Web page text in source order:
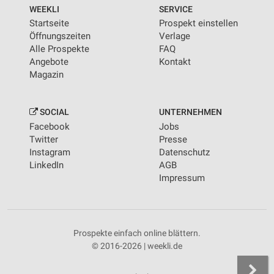
WEEKLI
Startseite
Öffnungszeiten
Alle Prospekte
Angebote
Magazin
SERVICE
Prospekt einstellen
Verlage
FAQ
Kontakt
SOCIAL
Facebook
Twitter
Instagram
LinkedIn
UNTERNEHMEN
Jobs
Presse
Datenschutz
AGB
Impressum
Prospekte einfach online blättern.
© 2016-2026 | weekli.de
von Inhalten
Verwendung von Profilen zur Auswahl
personalisierter Inhalte
Messung der Werbeleistung
Analyse von Zielgruppen durch Statistiken oder
Kombinationen von Daten aus verschiedenen
Quellen
Entwicklung und Verbesserung der Angebote
Verwendung genauer Standortdaten